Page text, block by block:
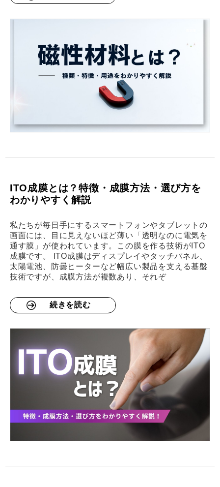
ITO成膜とは？特徴・成膜方法・選び方を
わかりやすく解説
私たちが毎日手にするスマートフォンやタブレットの
画面には、目に見えないほど薄い「透明なのに電気を
通す膜」が使われています。この膜を作る技術がITO
成膜です。 ITO成膜はディスプレイやタッチパネル、
太陽電池、防曇ヒーターなど幅広い製品を支える基盤
技術ですが、成膜方法が複数あり、それぞ
続きを読む